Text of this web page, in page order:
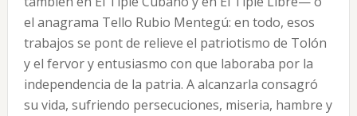
el anagrama Tello Rubio Mentegú: en todo, esos
trabajos se pont de relieve el patriotismo de Tolón
y el fervor y entusiasmo con que laboraba por la
independencia de la patria. A alcanzarla consagró
su vida, sufriendo persecuciones, miseria, hambre y